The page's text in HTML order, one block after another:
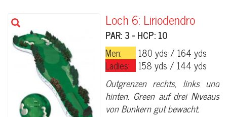
Loch 6: Liriodendro
PAR: 3 - HCP: 10
Men:
180 yds / 164 yds
Ladies: 158 yds / 144 yds
Outgrenzen rechts, links und
hinten. Green auf drei Niveaus
von Bunkern gut bewacht.